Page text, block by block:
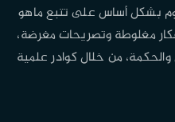
بشكل أساس على تتبع ماهو
مغلوطة وتصريحات مغرضة،
من خلال كوادر علمية